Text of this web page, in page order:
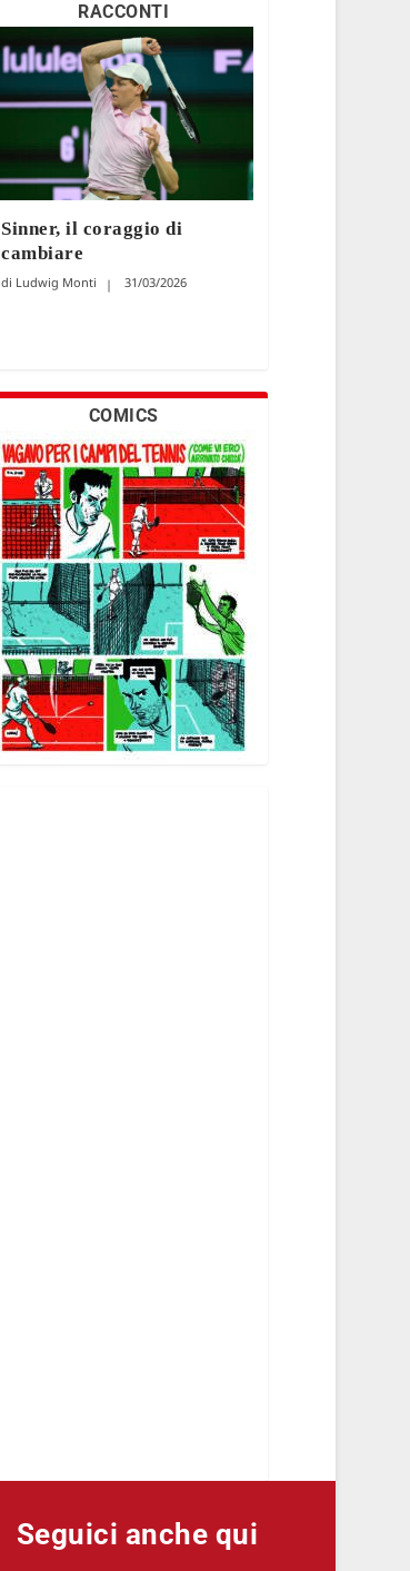
RACCONTI
Sinner, il coraggio di
cambiare
Ludwig Monti 31/03/2026
COMICS
Seguici anche qui